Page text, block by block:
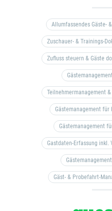
Allumfassendes Gäste-
Gästemanagement für
Gästemanagement
Gäst- & Probefahrt-